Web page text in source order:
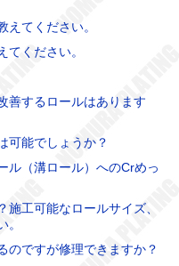
えてください。
てください。
善するロールはあります
可能でしょうか？
ル（溝ロール）へのCrめっ
施工可能なロールサイズ、
。
のですが修理できますか？